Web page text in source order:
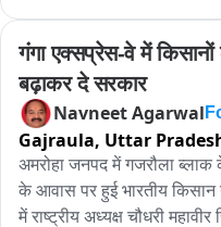
दमानिया यांनी यावेळी आणखी एक
की, या संपूर्ण प्रकारादरम्यान
बघ्याच्या भूमिकेत राहिले.
वाद थांबवण्याचा प्रयत्न केला
या घटनेची सखोल चौकशी करून
कायदेशीर कारवाई करण्यात
आहे.
बाइट 1: — वृद्ध महिला
भरकर जटाशंकर मंदिर जा रहे हैं,
जाएगा।
बाइट 2: — अनीता चौरसिया
यह यात्रा राघव जी कॉलोनी से
महादेव के दर्शन और जलाभिषेक
गंगा एक्सप्रेस-वे में
बढ़ाकर दे सरकार
Navneet Agarwal
Gajraula, Uttar
अमरोहा जनपद में गजरौला
के आवास पर हुई भारतीय
में राष्ट्रीय अध्यक्ष चौधरी